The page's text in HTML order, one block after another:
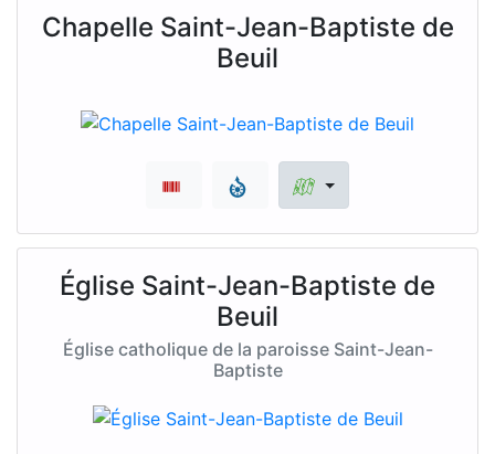
Chapelle Saint-Jean-Baptiste de
Beuil
Église Saint-Jean-Baptiste de
Beuil
Église catholique de la paroisse Saint-Jean-
Baptiste